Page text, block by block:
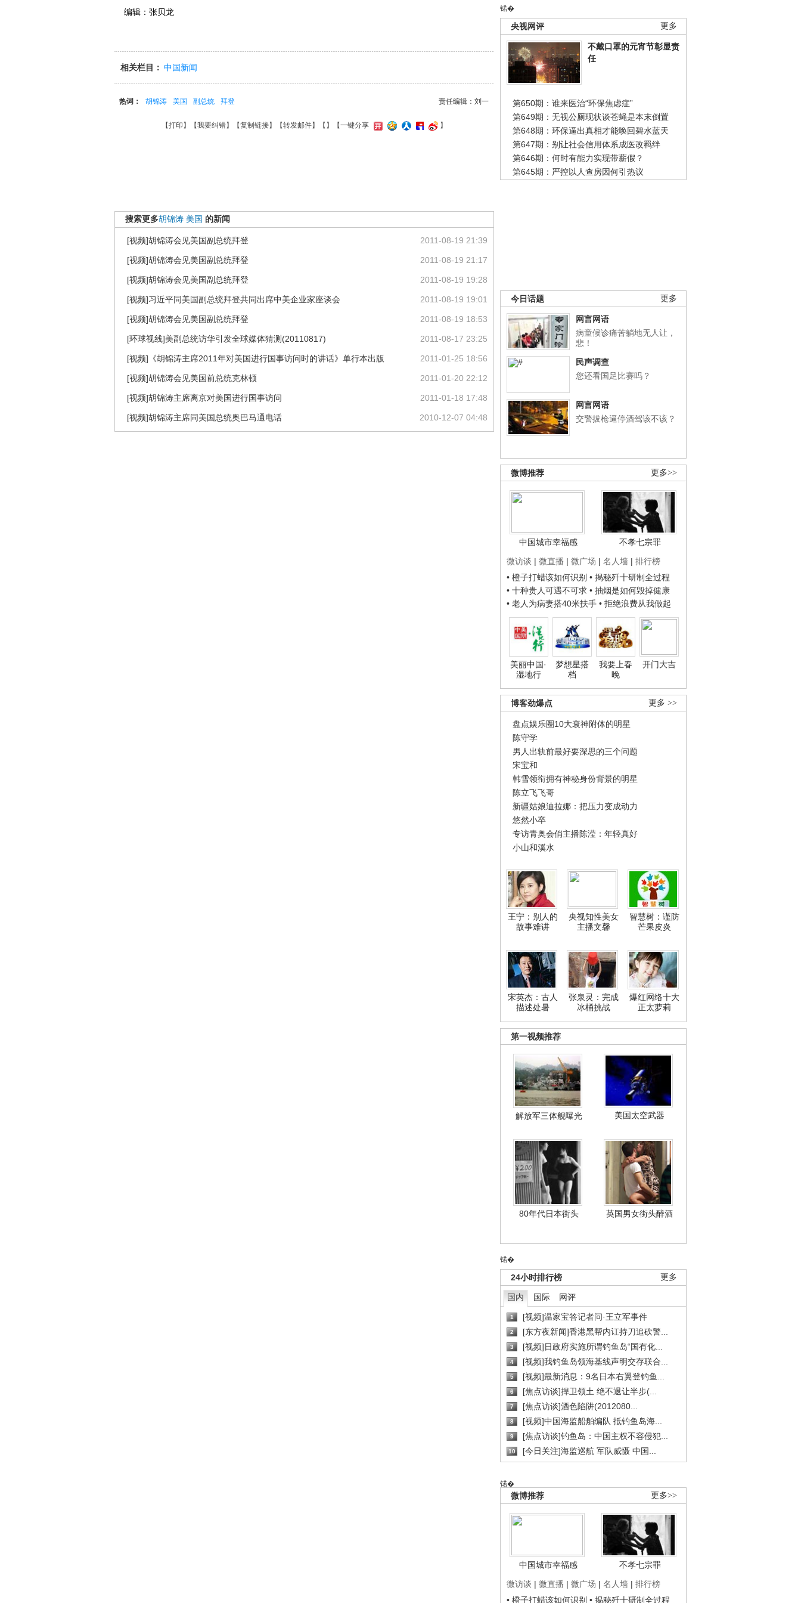
锘�
更多
央视网评
不戴口罩的元宵节彰显责
任
第650期：谁来医治“环保焦虑症”
第649期：无视公厕现状谈苍蝇是本末倒置
第648期：环保逼出真相才能唤回碧水蓝天
第647期：别让社会信用体系成医改羁绊
第646期：何时有能力实现带薪假？
第645期：严控以人查房因何引热议
更多
今日话题
网言网语
病童候诊痛苦躺地无人让，
悲！
民声调查
您还看国足比赛吗？
网言网语
交警拔枪逼停酒驾该不该？
更多>>
微博推荐
中国城市幸福感
不孝七宗罪
微访谈 | 微直播 | 微广场 | 名人墙 | 排行榜
• 橙子打蜡该如何识别 • 揭秘歼十研制全过程
• 十种贵人可遇不可求 • 抽烟是如何毁掉健康
• 老人为病妻搭40米扶手 • 拒绝浪费从我做起
美丽中国·
湿地行
梦想星搭
档
我要上春
晚
开门大吉
更多 >>
博客劲爆点
盘点娱乐圈10大衰神附体的明星
陈守学
男人出轨前最好要深思的三个问题
宋宝和
韩雪领衔拥有神秘身份背景的明星
陈立飞飞哥
新疆姑娘迪拉娜：把压力变成动力
悠然小卒
专访青奥会俏主播陈滢：年轻真好
小山和溪水
王宁：别人的
故事难讲
央视知性美女
主播文馨
智慧树：谨防
芒果皮炎
宋英杰：古人
描述处暑
张泉灵：完成
冰桶挑战
爆红网络十大
正太萝莉
第一视频推荐
解放军三体舰曝光 美国太空武器
80年代日本街头 英国男女街头醉酒
锘�
更多
24小时排行榜
国内 国际 网评
1 [视频]温家宝答记者问·王立军事件
2 [东方夜新闻]香港黑帮内讧持刀追砍警...
3 [视频]日政府实施所谓钓鱼岛“国有化...
4 [视频]我钓鱼岛领海基线声明交存联合...
5 [视频]最新消息：9名日本右翼登钓鱼...
6 [焦点访谈]捍卫领土 绝不退让半步(...
7 [焦点访谈]酒色陷阱(2012080...
8 [视频]中国海监船舶编队 抵钓鱼岛海...
9 [焦点访谈]钓鱼岛：中国主权不容侵犯...
10 [今日关注]海监巡航 军队威慑 中国...
锘�
更多>>
微博推荐
中国城市幸福感
不孝七宗罪
微访谈 | 微直播 | 微广场 | 名人墙 | 排行榜
• 橙子打蜡该如何识别 • 揭秘歼十研制全过程
编辑：张贝龙
相关栏目： 中国新闻
责任编辑：刘一
热词： 胡锦涛 美国 副总统 拜登
【打印 】【我要纠错】【复制链接】【转发邮件】【 】 【一键分享 】
搜索更多胡锦涛 美国 的新闻
2011-08-19 21:39
[视频]胡锦涛会见美国副总统拜登
2011-08-19 21:17
[视频]胡锦涛会见美国副总统拜登
2011-08-19 19:28
[视频]胡锦涛会见美国副总统拜登
2011-08-19 19:01
[视频]习近平同美国副总统拜登共同出席中美企业家座谈会
2011-08-19 18:53
[视频]胡锦涛会见美国副总统拜登
2011-08-17 23:25
[环球视线]美副总统访华引发全球媒体猜测(20110817)
2011-01-25 18:56
[视频]《胡锦涛主席2011年对美国进行国事访问时的讲话》单行本出版
2011-01-20 22:12
[视频]胡锦涛会见美国前总统克林顿
2011-01-18 17:48
[视频]胡锦涛主席离京对美国进行国事访问
2010-12-07 04:48
[视频]胡锦涛主席同美国总统奥巴马通电话